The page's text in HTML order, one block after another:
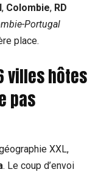
, Colombie, RD
Portugal
place.
villes hôtes
pas
XXL,
. Le coup d’envoi